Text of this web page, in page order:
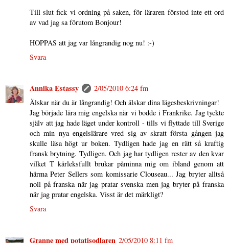
Till slut fick vi ordning på saken, för läraren förstod inte ett ord
av vad jag sa förutom Bonjour!
HOPPAS att jag var långrandig nog nu! :-)
Svara
Annika Estassy
2/05/2010 6:24 fm
Älskar när du är långrandig! Och älskar dina lägesbeskrivningar!
Jag började lära mig engelska när vi bodde i Frankrike. Jag tyckte
själv att jag hade läget under kontroll - tills vi flyttade till Sverige
och min nya engelslärare vred sig av skratt första gången jag
skulle läsa högt ur boken. Tydligen hade jag en rätt så kraftig
fransk brytning. Tydligen. Och jag har tydligen rester av den kvar
vilket T kärleksfullt brukar påminna mig om ibland genom att
härma Peter Sellers som komissarie Clouseau... Jag bryter alltså
noll på franska när jag pratar svenska men jag bryter på franska
när jag pratar engelska. Visst är det märkligt?
Svara
Granne med potatisodlaren 2/05/2010 8:11 fm